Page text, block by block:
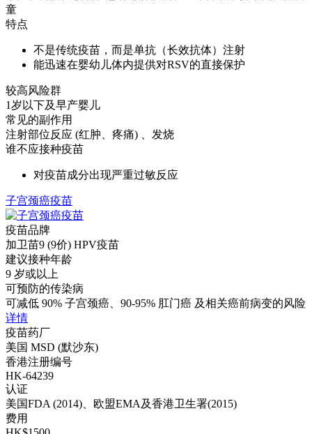
童
特点
不是传统疫苗，而是单抗（长效抗体）注射
能迅速在婴幼儿体内提供对RSV的直接保护
较高风险群
1岁以下及早产婴儿
常见的副作用
注射部位反应 (红肿、疼痛) 、发烧
谁不应接种疫苗
对疫苗成分出现严重过敏反应
子宫颈癌疫苗
疫苗品牌
加卫苗9 (9价) HPV疫苗
建议接种年龄
9 岁或以上
可预防的传染病
可减低 90% 子宫颈癌、90-95% 肛门癌 及相关癌前病变的风险
详情
疫苗药厂
美国 MSD (默沙东)
香港注册编号
HK-64239
认证
美国FDA (2014)、欧盟EMA及香港卫生署(2015)
费用